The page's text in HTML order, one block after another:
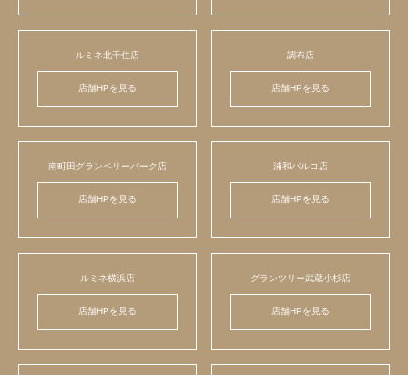
ルミネ北千住店
店舗HPを見る
調布店
店舗HPを見る
南町田グランベリーパーク店
店舗HPを見る
浦和パルコ店
店舗HPを見る
ルミネ横浜店
店舗HPを見る
グランツリー武蔵小杉店
店舗HPを見る